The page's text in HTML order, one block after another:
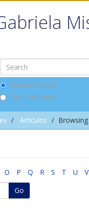
Search DSpace
This Collection
Artículos
O P Q R S T U V
Go